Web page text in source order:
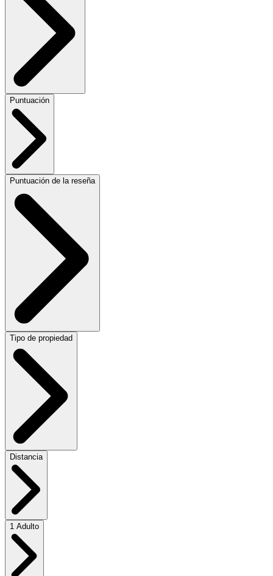
Puntuación
Puntuación de la reseña
Tipo de propiedad
Distancia
1 Adulto